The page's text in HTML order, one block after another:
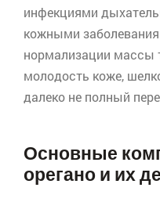
инфекциями
кожными
нормализации массы
молодость коже,
далеко не полный
Основные
орегано и их